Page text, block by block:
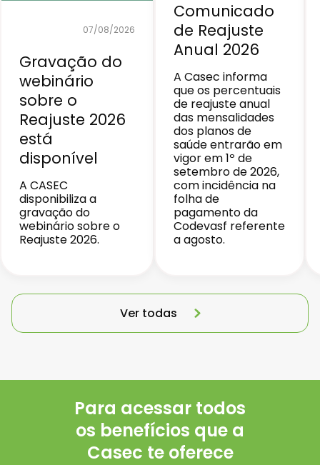
07/08/2026
Gravação do
webinário
sobre o
Reajuste 2026
está
disponível
A CASEC
disponibiliza a
gravação do
webinário sobre o
Reajuste 2026.
Comunicado
de Reajuste
Anual 2026
A Casec informa
que os percentuais
de reajuste anual
das mensalidades
dos planos de
saúde entrarão em
vigor em 1º de
setembro de 2026,
com incidência na
folha de
pagamento da
Codevasf referente
a agosto.
Ver todas
Para acessar todos
os benefícios que a
Casec te oferece